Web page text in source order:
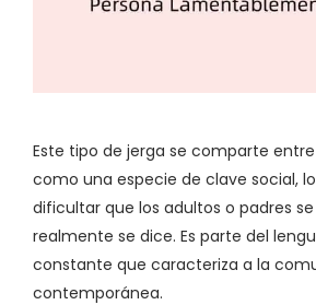
Este tipo de jerga se comparte
como una especie de clave social,
dificultar que los adultos o padres
realmente se dice. Es parte del
constante que caracteriza a la
contemporánea.